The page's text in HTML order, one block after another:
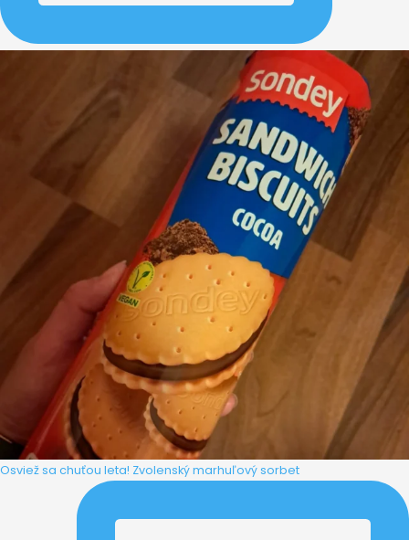
Osviež sa chuťou leta! Zvolenský marhuľový sorbet